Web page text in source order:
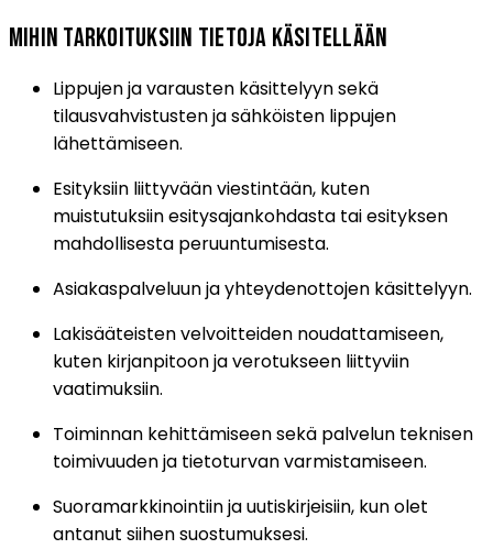
Mihin tarkoituksiin tietoja käsitellään
Lippujen ja varausten käsittelyyn sekä
tilausvahvistusten ja sähköisten lippujen
lähettämiseen.
Esityksiin liittyvään viestintään, kuten
muistutuksiin esitysajankohdasta tai esityksen
mahdollisesta peruuntumisesta.
Asiakaspalveluun ja yhteydenottojen käsittelyyn.
Lakisääteisten velvoitteiden noudattamiseen,
kuten kirjanpitoon ja verotukseen liittyviin
vaatimuksiin.
Toiminnan kehittämiseen sekä palvelun teknisen
toimivuuden ja tietoturvan varmistamiseen.
Suoramarkkinointiin ja uutiskirjeisiin, kun olet
antanut siihen suostumuksesi.